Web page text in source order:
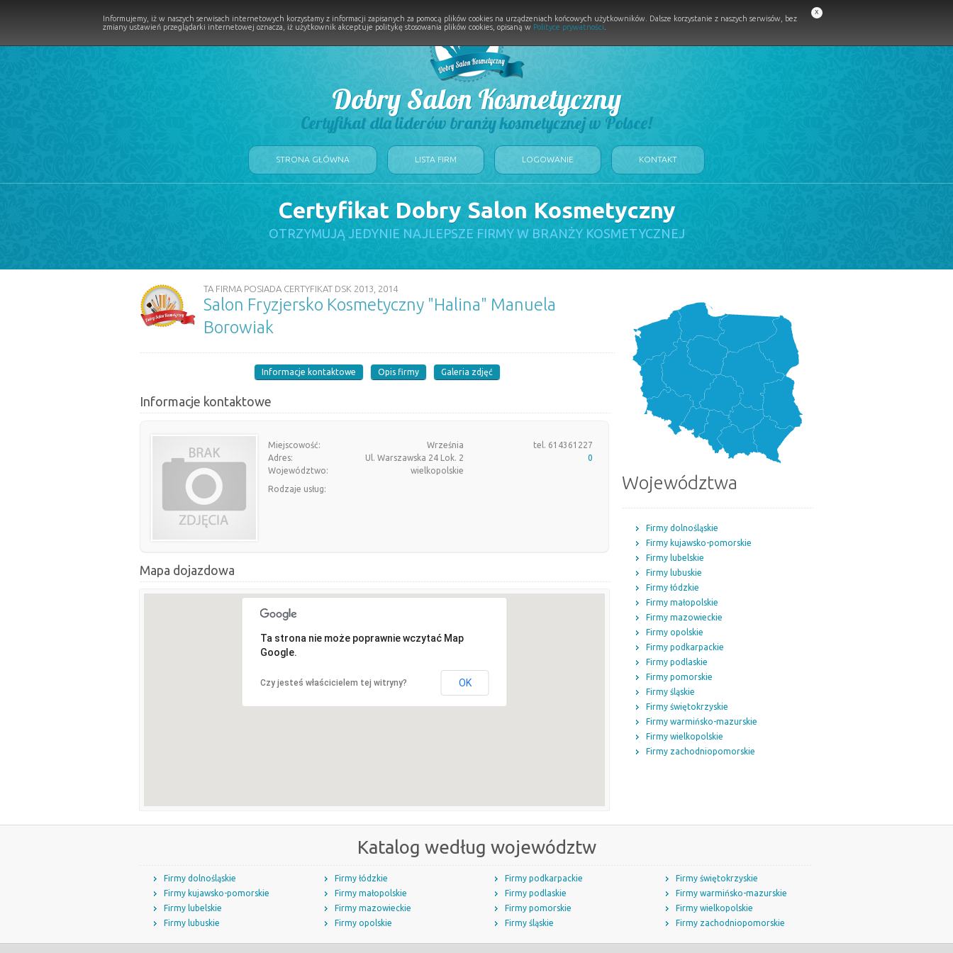
Dobry Salon Kosmetyczny
Certyfikat dla liderów branży kosmetycznej w Polsce!
STRONA GŁÓWNA LISTA FIRM LOGOWANIE KONTAKT
Certyfikat Dobry Salon Kosmetyczny
OTRZYMUJĄ JEDYNIE NAJLEPSZE FIRMY W BRANŻY KOSMETYCZNEJ
TA FIRMA POSIADA CERTYFIKAT DSK 2013, 2014
Salon Fryzjersko Kosmetyczny "Halina" Manuela
Borowiak
Informacje kontaktowe Opis firmy Galeria zdjęć
Informacje kontaktowe
Miejscowość:
Września
Adres:
Ul. Warszawska 24 Lok. 2
Województwo:
wielkopolskie
tel. 614361227
0
Rodzaje usług:
Mapa dojazdowa
Ta strona nie może poprawnie wczytać Map
Google.
Czy jesteś właścicielem tej witryny? OK
Województwa
Firmy dolnośląskie
Firmy kujawsko-pomorskie
Firmy lubelskie
Firmy lubuskie
Firmy łódzkie
Firmy małopolskie
Firmy mazowieckie
Firmy opolskie
Firmy podkarpackie
Firmy podlaskie
Firmy pomorskie
Firmy śląskie
Firmy świętokrzyskie
Firmy warmińsko-mazurskie
Firmy wielkopolskie
Firmy zachodniopomorskie
Katalog według województw
Firmy dolnośląskie
Firmy kujawsko-pomorskie
Firmy lubelskie
Firmy lubuskie
Firmy łódzkie
Firmy małopolskie
Firmy mazowieckie
Firmy opolskie
Firmy podkarpackie
Firmy podlaskie
Firmy pomorskie
Firmy śląskie
Firmy świętokrzyskie
Firmy warmińsko-mazurskie
Firmy wielkopolskie
Firmy zachodniopomorskie
Informujemy, iż w naszych serwisach internetowych korzystamy z informacji zapisanych za pomocą plików cookies na urządzeniach końcowych użytkowników. Dalsze korzystanie z naszych serwisów, bez
zmiany ustawień przeglądarki internetowej oznacza, iż użytkownik akceptuje politykę stosowania plików cookies, opisaną w Polityce prywatności
x